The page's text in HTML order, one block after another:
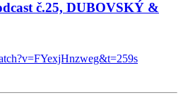
č.25, DUBOVSKÝ &